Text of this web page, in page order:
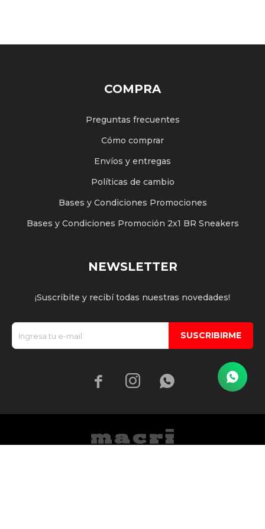
COMPRA
Preguntas frecuentes
Cómo comprar
Envíos y entregas
Políticas de cambio
Bases y Condiciones Promociones
Bases y Condiciones Promoción 2x1 BR Sneakers
NEWSLETTER
¡Suscribite y recibí todas nuestras novedades!
SUSCRIBIRME
  